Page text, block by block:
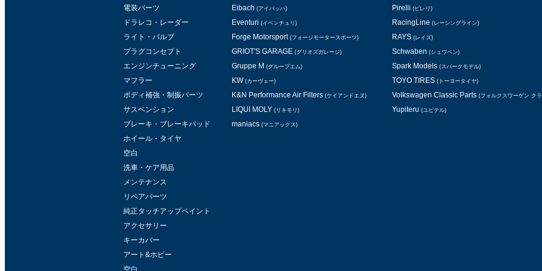
電装パーツ
ドラレコ・レーダー
ライト・バルブ
プラグコンセプト
エンジンチューニング
マフラー
ボディ補強・制振パーツ
サスペンション
ブレーキ・ブレーキパッド
ホイール・タイヤ
空白
洗車・ケア用品
メンテナンス
リペアパーツ
純正タッチアップペイント
アクセサリー
キーカバー
アート&ホビー
空白
Eibach (アイバッハ)
Eventuri (イベンチュリ)
Forge Motorsport (フォージモータースポーツ)
GRIOT'S GARAGE (グリオズガレージ)
Gruppe M (グループエム)
KW (カーヴェー)
K&N Performance Air Filters (ケイアンドエヌ)
LIQUI MOLY (リキモリ)
maniacs (マニアックス)
Pirelli (ピレリ)
RacingLine (レーシングライン)
RAYS (レイズ)
Schwaben (シュワベン)
Spark Models (スパークモデル)
TOYO TIRES (トーヨータイヤ)
Volkswagen Classic Parts (フォルクスワーゲン ク
Yupiteru (ユピテル)